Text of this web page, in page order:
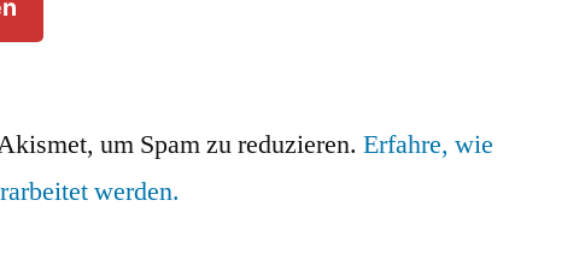
um Spam zu reduzieren.Erfahre, wie
werden.